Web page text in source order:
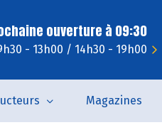
ouverture à 09:30
- 13h00 / 14h30 - 19h00
Magazines